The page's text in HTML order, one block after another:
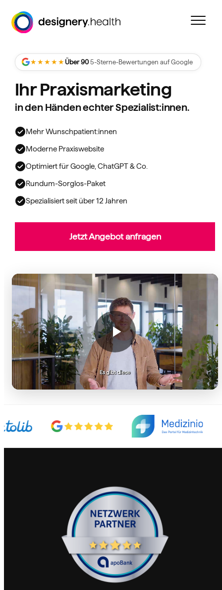
Zum
Inhalt
★★★★★ Über 905-Sterne-Bewertungen auf Google
Ihr Praxismarketing
in den Händen echter Spezialist:innen.
Mehr Wunschpatient:innen
Moderne Praxiswebsite
Optimiert für Google, ChatGPT & Co.
Rundum-Sorglos-Paket
Spezialisiert seit über 12 Jahren
Jetzt Angebot anfragen